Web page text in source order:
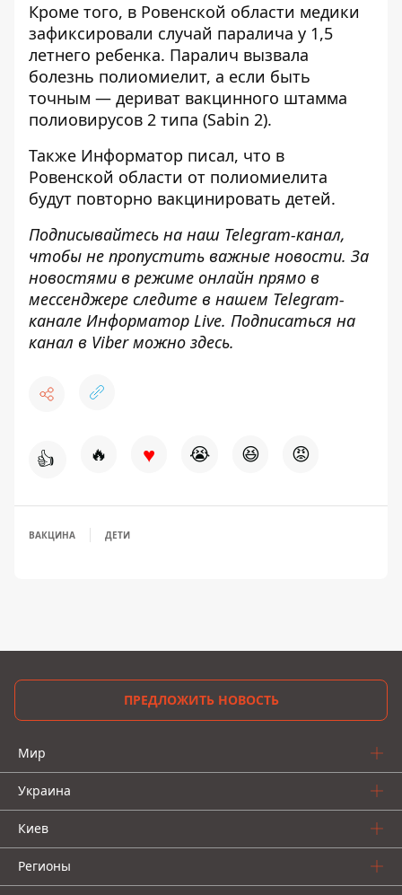
Кроме того, в Ровенской области медики
зафиксировали случай паралича у 1,5
летнего ребенка. Паралич вызвала
болезнь полиомиелит, а если быть
точным — дериват вакцинного штамма
полиовирусов 2 типа (Sabin 2).
Также Информатор писал, что в
Ровенской области от полиомиелита
будут повторно вакцинировать детей.
Подписывайтесь на наш Telegram-канал,
чтобы не пропустить важные новости. За
новостями в режиме онлайн прямо в
мессенджере следите в нашем Telegram-
канале Информатор Live. Подписаться на
канал в Viber можно здесь.
👍 🔥 ♥ 😭 😆 😡
ВАКЦИНА ДЕТИ
ПРЕДЛОЖИТЬ НОВОСТЬ
Мир
Украина
Киев
Регионы